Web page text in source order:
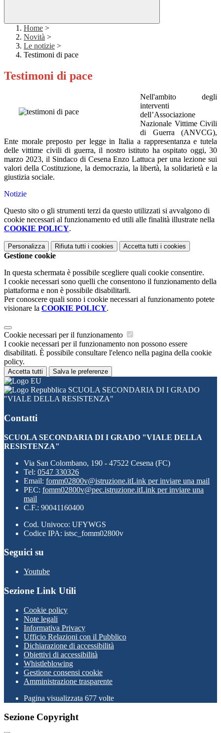
Home >
Novità >
Le notizie >
Testimoni di pace
Testimoni di pace
Nell'ambito degli
interventi
dell’Associazione
Nazionale Vittime Civili
di Guerra (ANVCG),
Ente morale preposto per legge in Italia a rappresentanza e tutela
delle vittime civili di guerra, il nostro istituto ha ospitato oggi, 30
marzo 2023, il Sindaco di Cesena Enzo Lattuca per una lezione sui
valori della Costituzione, la democrazia, la libertà, la solidarietà e la
giustizia sociale.
Notizie
Questo sito o gli strumenti terzi da questo utilizzati si avvalgono di
cookie necessari al funzionamento ed utili alle finalità illustrate nella
COOKIE POLICY.
Personalizza Rifiuta tutti i cookies Accetta tutti i cookies
Gestione cookie
In questa schermata è possibile scegliere quali cookie consentire.
I cookie necessari sono quelli che consentono il funzionamento della
piattaforma e non è possibile disabilitarli.
Per conoscere quali sono i cookie necessari al funzionamento potete
visionare la COOKIE POLICY.
Cookie necessari per il funzionamento
I cookie necessari per il funzionamento non possono essere
disabilitati. È possibile consultare l'elenco nella pagina della cookie
policy.
Accetta tutti Salva le preferenze
SCUOLA SECONDARIA DI I GRADO
"VIALE DELLA RESISTENZA"
Contatti
SCUOLA SECONDARIA DI I GRADO "VIALE DELLA
RESISTENZA"
Via San Colombano, 190 - 47522 Cesena (FC)
Tel: 0547 330326
Email: fomm02800v@istruzione.itLink per inviare una mail
PEC: fomm02800v@pec.istruzione.itLink per inviare una
mail
C.F.: 90041160400
Cod. Univoco: UFYWGS
Codice IPA: istsc_fomm02800v
Seguici su
Youtube
Sezione Link Utili
Cookie policy
Note legali
Informativa Privacy
Ufficio Relazioni con il Pubblico
Dichiarazione di accessibilità
Obiettivi di accessibilità
Whistleblowing
Gestione consensi cookie
Amministrazione trasparente
Pagina visualizzata 677 volte
Sezione Copyright